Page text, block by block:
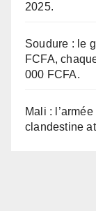
2025.
Soudure : le
FCFA,
000 FCFA.
Mali :
clandestine